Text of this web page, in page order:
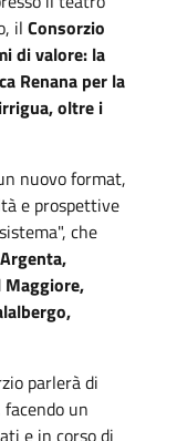
il Consorzio
di valore: la
Renana per la
oltre i
nuovo format,
e prospettive
che
Argenta,
Maggiore,
parlerà di
un
e in corso di